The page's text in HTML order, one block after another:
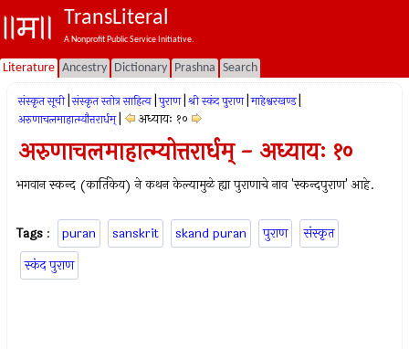
TransLiteral
A Nonprofit Public Service Initiative.
Literature Ancestry Dictionary Prashna Search
संस्कृत सूची संस्कृत स्तोत्र साहित्य पुराण श्री स्कंद पुराण माहेश्वरखण्ड
अरुणाचलमाहात्म्यौत्तरार्धम् अध्यायः १०
अरुणाचलमाहात्म्योत्तरार्धम् - अध्यायः १०
भगवान स्कन्द (कार्तिकेय) ने कथन केल्यामुळे ह्या पुराणाचे नाव 'स्कन्दपुराण' आहे.
Tags : puran sanskrit skand puran पुराण
संस्कृत
स्कंद पुराण